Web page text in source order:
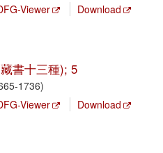
Viewer Download
書十三種); 5
1736)
Viewer Download